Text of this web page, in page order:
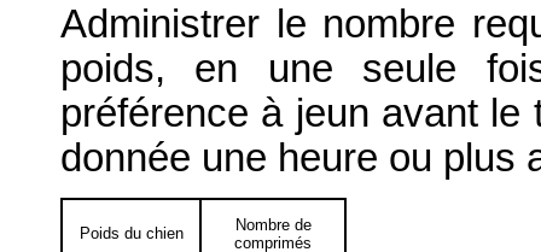
Administrer le nombre
poids, en une seule
préférence à jeun avant le
donnée une heure ou plus
Poids du chien
Nombre de
comprimés